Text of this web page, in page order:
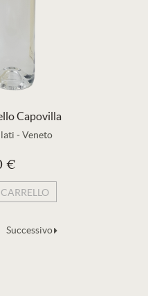
Capovilla
-Veneto
€
Successivo